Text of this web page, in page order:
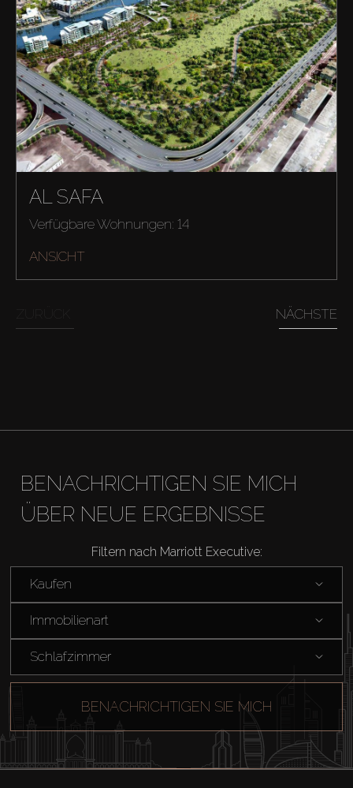
Kaufen
Verkaufen
AL SAFA
Verfügbare Wohnungen: 14
ANSICHT
NÄCHSTE
BENACHRICHTIGEN SIE MICH
ÜBER NEUE ERGEBNISSE
Filtern nach Marriott Executive:
Kaufen
Immobilienart
Schlafzimmer
BENACHRICHTIGEN SIE MICH